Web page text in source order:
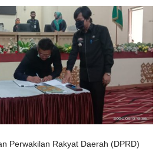
Perwakilan Rakyat Daerah (DPRD)